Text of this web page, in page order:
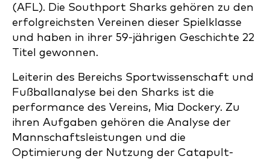
(AFL). Die Southport Sharks gehören zu den
erfolgreichsten Vereinen dieser Spielklasse
und haben in ihrer 59-jährigen Geschichte 22
Titel gewonnen.
Leiterin des Bereichs Sportwissenschaft und
Fußballanalyse bei den Sharks ist die
performance des Vereins, Mia Dockery. Zu
ihren Aufgaben gehören die Analyse der
Mannschaftsleistungen und die
Optimierung der Nutzung der Catapult-